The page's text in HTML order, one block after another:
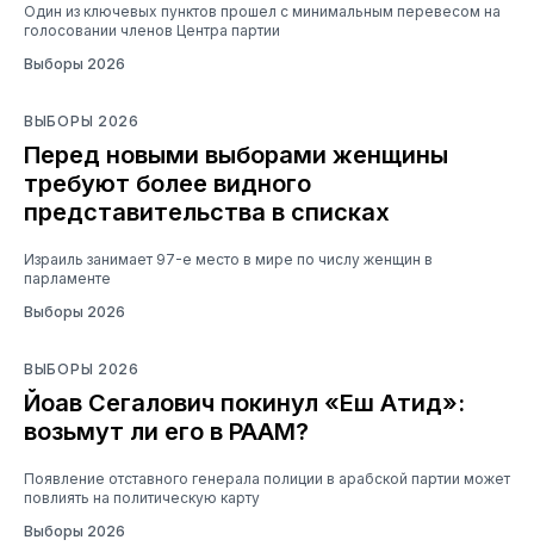
Один из ключевых пунктов прошел с минимальным перевесом на
голосовании членов Центра партии
Выборы 2026
ВЫБОРЫ 2026
Перед новыми выборами женщины
требуют более видного
представительства в списках
Израиль занимает 97-е место в мире по числу женщин в
парламенте
Выборы 2026
ВЫБОРЫ 2026
Йоав Сегалович покинул «Еш Атид»:
возьмут ли его в РААМ?
Появление отставного генерала полиции в арабской партии может
повлиять на политическую карту
Выборы 2026